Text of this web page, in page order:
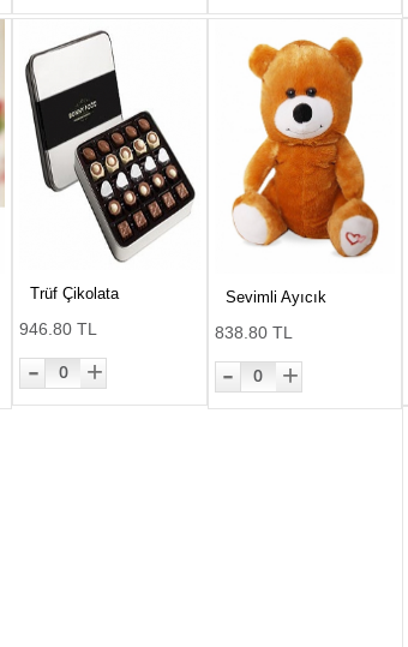
Trüf Çikolata
946.80 TL
- 0 +
Sevimli Ayıcık
838.80 TL
- 0 +